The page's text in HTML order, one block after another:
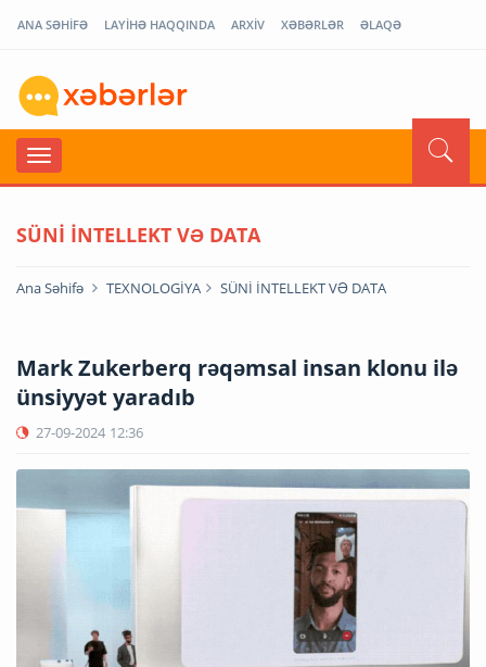
ANA SƏHİFƏ LAYİHƏ HAQQINDA ARXİV XƏBƏRLƏR ƏLAQƏ
SÜNİ İNTELLEKT VƏ DATA
Ana Səhifə TEXNOLOGİYA SÜNİ İNTELLEKT VƏ DATA
Mark Zukerberq rəqəmsal insan klonu ilə
ünsiyyət yaradıb
27-09-2024 12:36